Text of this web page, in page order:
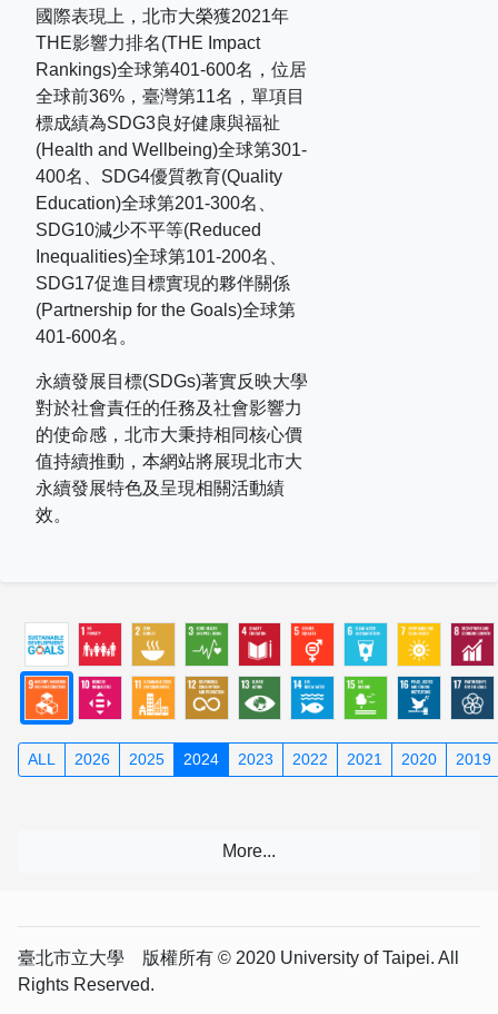
國際表現上， 北市大榮獲2021年
THE影響力排名(THE Impact
Rankings)全球第401-600名，位居
全球前36% ，臺灣第11名，單項目
標成績為SDG3良好健康與福祉
(Health and Wellbeing)全球第301-
400名、 SDG4優質教育(Quality
Education)全球第201-300名、
SDG10減少不平等(Reduced
Inequalities)全球第101-200名、
SDG17促進目標實現的夥伴關係
(Partnership for the Goals)全球第
401-600名。
永續發展目標(SDGs)著實反映大學
對於社會責任的任務及社會影響力
的使命感，北市大秉持相同核心價
值持續推動，本網站將展現北市大
永續發展特色及呈現相關活動績
效。
ALL 2026 2025 2024 2023 2022 2021 2020 2019
臺北市立大學 版權所有 © 2020 University of Taipei. All
Rights Reserved.